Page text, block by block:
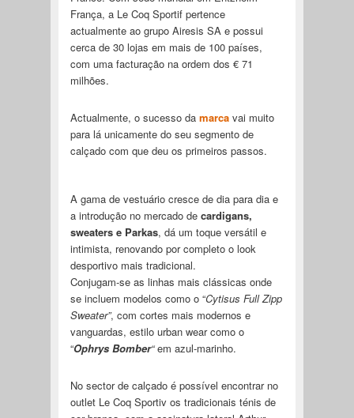
França, a Le Coq Sportif pertence
actualmente ao grupo Airesis SA e possui
cerca de 30 lojas em mais de 100 países,
com uma facturação na ordem dos € 71
milhões.
Actualmente, o sucesso da marca vai muito
para lá unicamente do seu segmento de
calçado com que deu os primeiros passos.
A gama de vestuário cresce de dia para dia e
a introdução no mercado de cardigans,
sweaters e Parkas, dá um toque versátil e
intimista, renovando por completo o look
desportivo mais tradicional.
Conjugam-se as linhas mais clássicas onde
se incluem modelos como o “Cytisus Full Zipp
Sweater”, com cortes mais modernos e
vanguardas, estilo urban wear como o
“Ophrys Bomber“em azul-marinho.
No sector de calçado é possível encontrar no
outlet Le Coq Sportiv os tradicionais ténis de